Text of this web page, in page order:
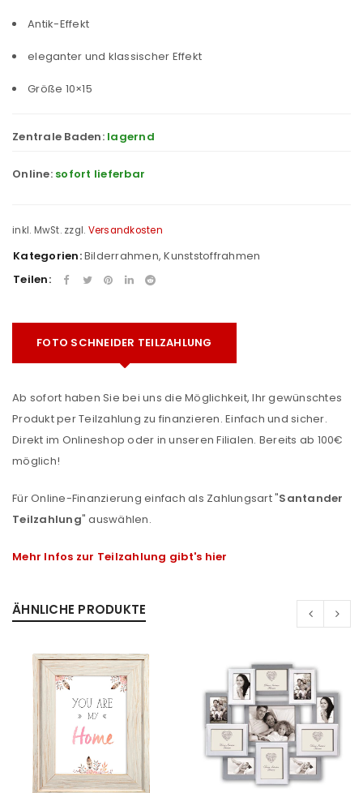
Antik-Effekt
eleganter und klassischer Effekt
Größe 10×15
Zentrale Baden: lagernd
Online: sofort lieferbar
inkl. MwSt. zzgl. Versandkosten
Kategorien:Bilderrahmen,Kunststoffrahmen
Teilen:
FOTO SCHNEIDER TEILZAHLUNG
Ab sofort haben Sie bei uns die Möglichkeit, Ihr gewünschtes
Produkt per Teilzahlung zu finanzieren. Einfach und sicher.
Direkt im Onlineshop oder in unseren Filialen. Bereits ab 100€
möglich!
Für Online-Finanzierung einfach als Zahlungsart "Santander
Teilzahlung" auswählen.
Mehr Infos zur Teilzahlung gibt's hier
ÄHNLICHE PRODUKTE